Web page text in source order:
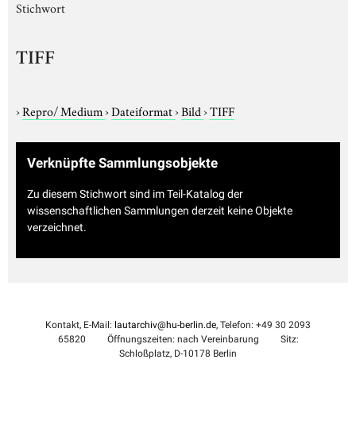
Stichwort
TIFF
›Repro/ Medium›Dateiformat›Bild›TIFF
Verknüpfte Sammlungsobjekte
Zu diesem Stichwort sind im Teil-Katalog der
wissenschaftlichen Sammlungen derzeit keine Objekte
verzeichnet.
Kontakt, E-Mail: lautarchiv@hu-berlin.de, Telefon: +49 30 2093
65820
Öffnungszeiten: nach Vereinbarung
Sitz:
Schloßplatz, D-10178 Berlin